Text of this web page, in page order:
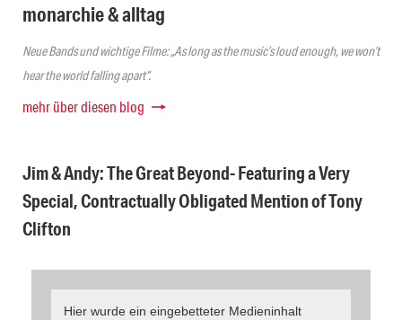
monarchie & alltag
Neue Bands und wichtige Filme: „As long as the music’s loud enough, we won’t
hear the world falling apart“.
mehr über diesen blog
Jim & Andy: The Great Beyond- Featuring a Very
Special, Contractually Obligated Mention of Tony
Clifton
Hier wurde ein eingebetteter Medieninhalt